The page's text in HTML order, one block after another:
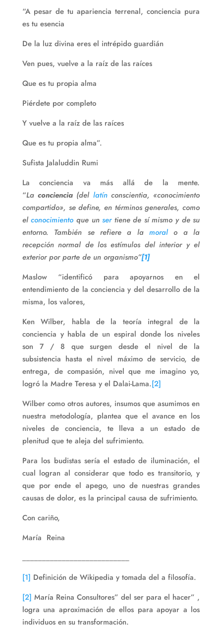
“A pesar de tu apariencia terrenal, conciencia pura
es tu esencia
De la luz divina eres el intrépido guardián
Ven pues, vuelve a la raíz de las raíces
Que es tu propia alma
Piérdete por completo
Y vuelve a la raíz de las raíces
Que es tu propia alma”.
Sufista Jalaluddin Rumi
La conciencia va más allá de la mente.
“Laconciencia (del latín conscientia, «conocimiento
compartido», se define, en términos generales, como
elconocimiento que unsertiene de sí mismo y de su
entorno. También se refiere a lamoral o a la
recepción normal de los estímulos del interior y el
exterior por parte de un organismo”[1]
Maslow “identificó para apoyarnos en el
entendimiento de la conciencia y del desarrollo de la
misma, los valores,
Ken Wilber, habla de la teoría integral de la
conciencia y habla de un espiral donde los niveles
son 7 / 8 que surgen desde el nivel de la
subsistencia hasta el nivel máximo de servicio, de
entrega, de compasión, nivel que me imagino yo,
logró la Madre Teresa y el Dalai-Lama.[2]
Wilber como otros autores, insumos que asumimos en
nuestra metodología, plantea que el avance en los
niveles de conciencia, te lleva a un estado de
plenitud que te aleja del sufrimiento.
Para los budistas sería el estado de iluminación, el
cual logran al considerar que todo es transitorio, y
que por ende el apego, uno de nuestras grandes
causas de dolor, es la principal causa de sufrimiento.
Con cariño,
María Reina
[1] Definición de Wikipedia y tomada del a filosofía.
[2] María Reina Consultores” del ser para el hacer” ,
logra una aproximación de ellos para apoyar a los
individuos en su transformación.